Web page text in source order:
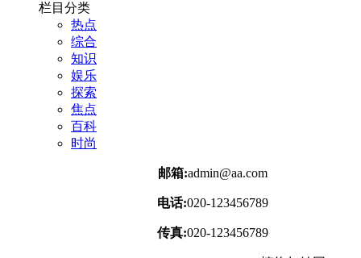
栏目分类
热点
综合
知识
娱乐
探索
焦点
百科
时尚
邮箱:admin@aa.com
电话:020-123456789
传真:020-123456789